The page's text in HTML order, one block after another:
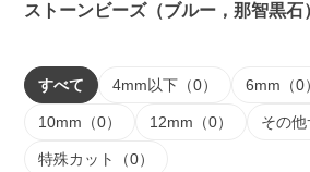
ストーンビーズ（ブルー，那智黒石
すべて 4mm以下（0） 6mm（0
10mm（0） 12mm（0） その他
特殊カット（0）